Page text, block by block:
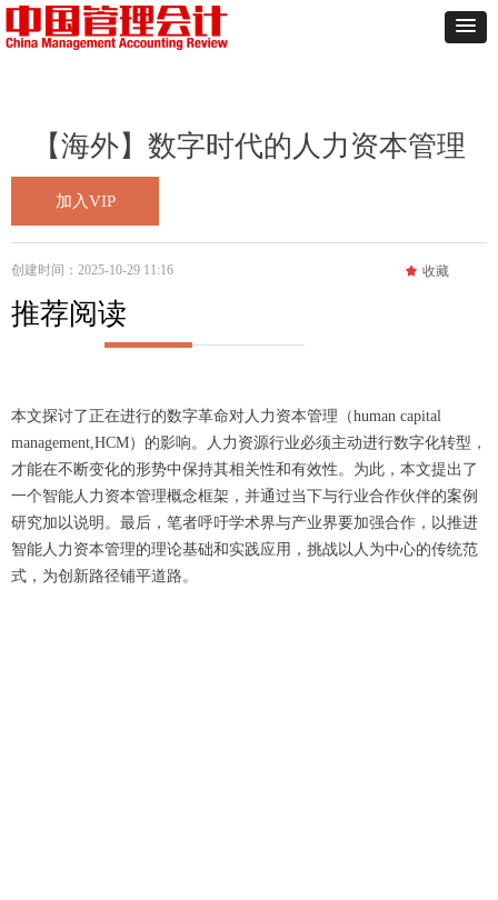
【海外】数字时代的人力资本管理
本文探讨了正在进行的数字革命对人力资本管理（human capital
management,HCM）的影响。人力资源行业必须主动进行数字化转型，
才能在不断变化的形势中保持其相关性和有效性。为此，本文提出了
一个智能人力资本管理概念框架，并通过当下与行业合作伙伴的案例
研究加以说明。最后，笔者呼吁学术界与产业界要加强合作，以推进
智能人力资本管理的理论基础和实践应用，挑战以人为中心的传统范
式，为创新路径铺平道路。
推荐阅读
创建时间： 2025-10-29 11:16 끄 收藏
加入VIP